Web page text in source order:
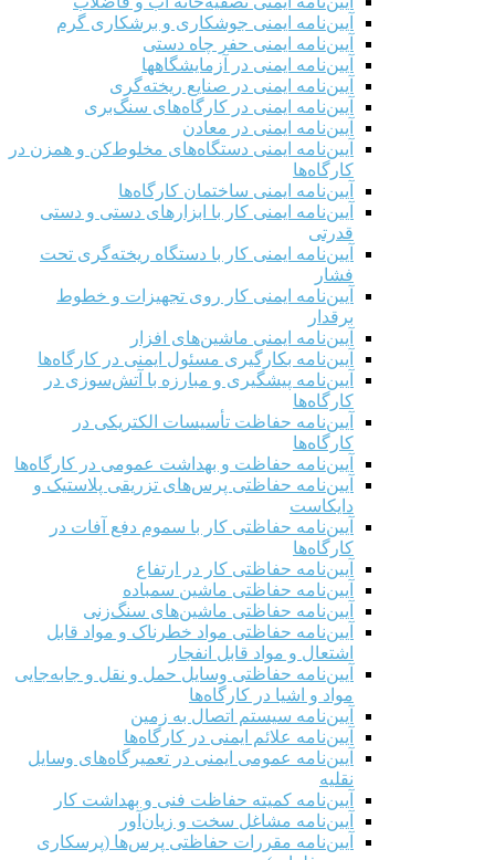
آیین‌نامه ایمنی جوشکاری و برشکاری گرم
آیین‌نامه ایمنی حفر چاه دستی
آیین‌نامه ایمنی در آزمایشگاهها
آیین‌نامه ایمنی در صنایع ریخته‌گری
آیین‌نامه ایمنی در کارگاه‌های سنگ‌بری
آیین‌نامه ایمنی در معادن
آیین‌نامه ایمنی دستگاه‌های مخلوط‌کن و همزن در
کارگاه‌ها
آیین‌نامه ایمنی ساختمان کارگاه‌ها
آیین‌نامه ایمنی کار با ابزارهای دستی و دستی
قدرتی
آیین‌نامه ایمنی کار با دستگاه ریخته‌گری تحت
فشار
آیین‌نامه ایمنی کار روی تجهیزات و خطوط
برقدار
آیین‌نامه ایمنی ماشین‌های افزار
آیین‌نامه بکارگیری مسئول ایمنی در کارگاه‌ها
آیین‌نامه پیشگیری و مبارزه با آتش‌سوزی در
کارگاه‌ها
آیین‌نامه حفاظت تأسیسات الکتریکی در
کارگاه‌ها
آیین‌نامه حفاظت و بهداشت عمومی در کارگاه‌ها
آیین‌نامه حفاظتی پرس‌های تزریقی پلاستیک و
دایکاست
آیین‌نامه حفاظتی کار با سموم دفع آفات در
کارگاه‌ها
آیین‌نامه حفاظتی کار در ارتفاع
آیین‌نامه حفاظتی ماشین سمباده
آیین‌نامه حفاظتی ماشین‌های سنگ‌زنی
آیین‌نامه حفاظتی مواد خطرناک و مواد قابل
اشتعال و مواد قابل انفجار
آیین‌نامه حفاظتی وسایل حمل و نقل و جابه‌جایی
مواد و اشیا در کارگاه‌ها
آیین‌نامه سیستم اتصال به زمین
آیین‌نامه علائم ایمنی در کارگاه‌ها
آیین‌نامه عمومی ایمنی در تعمیرگاه‌های وسایل
نقلیه
آیین‌نامه کمیته حفاظت فنی و بهداشت کار
آیین‌نامه مشاغل سخت و زیان‌آور
آیین‌نامه مقررات حفاظتی پرس‌ها (پرسکاری